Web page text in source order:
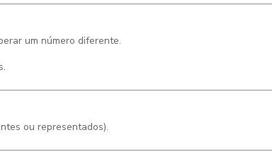
um número diferente.
ou representados).